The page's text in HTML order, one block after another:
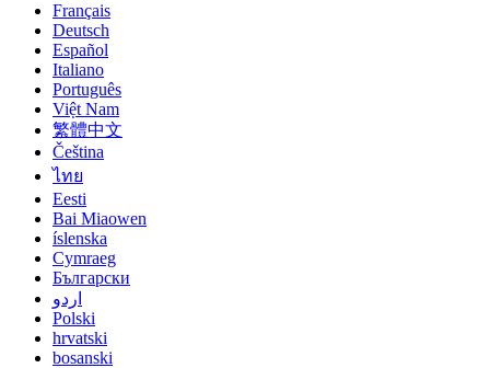
Français
Deutsch
Español
Italiano
Português
Việt Nam
繁體中文
Čeština
ไทย
Eesti
Bai Miaowen
íslenska
Cymraeg
Български
اردو
Polski
hrvatski
bosanski